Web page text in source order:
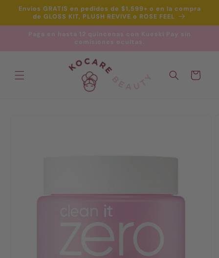
directamente
al contenido
Envíos GRATIS en pedidos de $1,599+ o en la compra
de GLOSS KIT, PLUSH REVIVE o ROSE FEEL
Paga en hasta 12 quincenas con Kueski Pay sin
comisiones ocultas.
Carrito